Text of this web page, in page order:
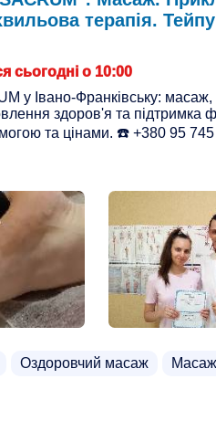
терапія.
сьогодні о 10:00
у Івано-Франківську: масаж,
здоров'я та підтримка
та цінами. ☎️ +380 95
Оздоровчий масаж Масаж